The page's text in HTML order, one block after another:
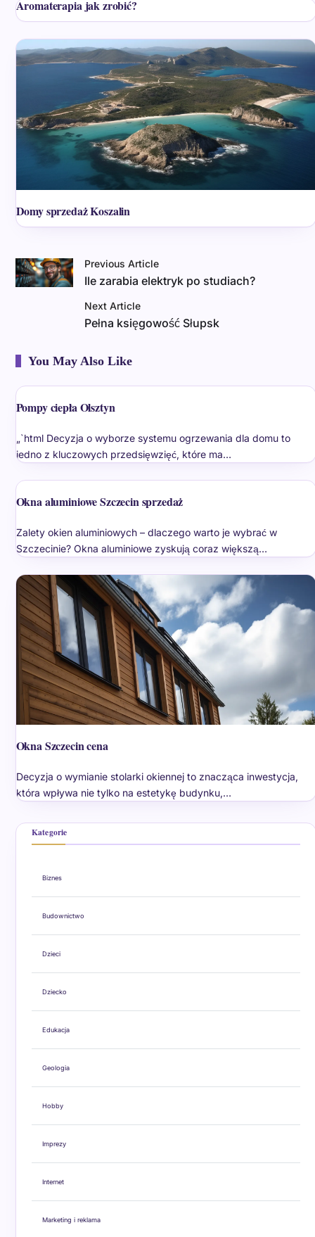
Aromaterapia jak zrobić?
Domy sprzedaż Koszalin
Previous Article
Ile zarabia elektryk po studiach?
Next Article
Pełna księgowość Słupsk
You May Also Like
Pompy ciepła Olsztyn
„`html Decyzja o wyborze systemu ogrzewania dla domu to
jedno z kluczowych przedsięwzięć, które ma…
Okna aluminiowe Szczecin sprzedaż
Zalety okien aluminiowych – dlaczego warto je wybrać w
Szczecinie? Okna aluminiowe zyskują coraz większą…
Okna Szczecin cena
Decyzja o wymianie stolarki okiennej to znacząca inwestycja,
która wpływa nie tylko na estetykę budynku,…
Kategorie
Biznes
Budownictwo
Dzieci
Dziecko
Edukacja
Geologia
Hobby
Imprezy
Internet
Marketing i reklama